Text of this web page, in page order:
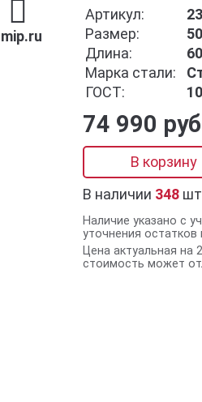
Артикул:
Размер:
50
Длина:
Марка стали:
ГОСТ:
74 990 руб
В корзину
В наличии 348 шт
Наличие указано с
уточнения
Цена актуальная на
стоимость может